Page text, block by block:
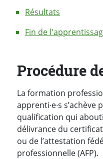
Résultats
Fin de
Procédure
La formation
apprenti∙e∙s
qualification qui
délivrance du
ou de l’attestation
professionnelle (AFP).